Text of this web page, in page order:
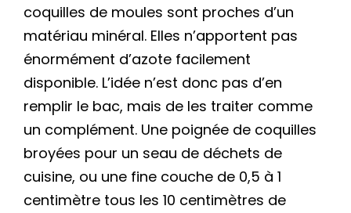
coquilles de moules sont proches d’un
matériau minéral. Elles n’apportent pas
énormément d’azote facilement
disponible. L’idée n’est donc pas d’en
remplir le bac, mais de les traiter comme
un complément. Une poignée de coquilles
broyées pour un seau de déchets de
cuisine, ou une fine couche de 0,5 à 1
centimètre tous les 10 centimètres de